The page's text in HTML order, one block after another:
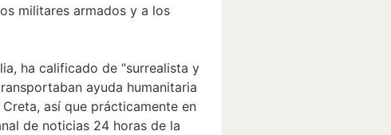
militares armados y a los
ha calificado de “surrealista y
ayuda humanitaria
así que prácticamente en
de noticias 24 horas de la